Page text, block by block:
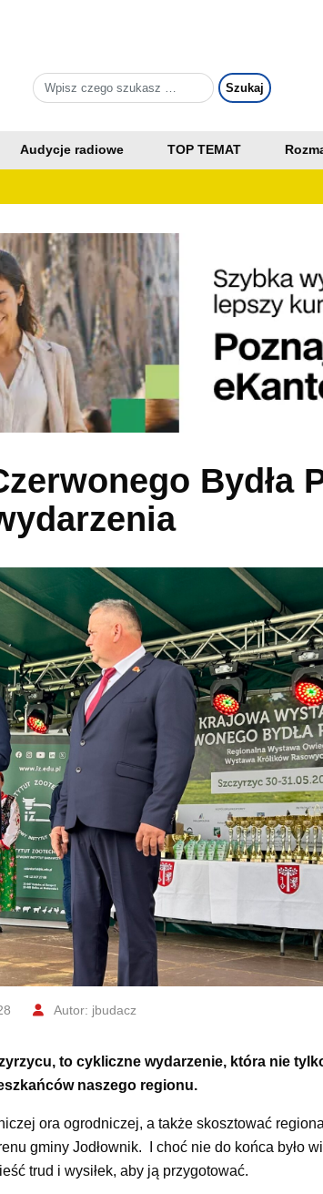
Audycje radiowe TOP TEMAT
Bydła
Autor: jbudacz
to cykliczne wydarzenie, która nie
naszego regionu.
ora ogrodniczej, a także skosztować
gminy Jodłownik. I choć nie do końca było
trud i wysiłek, aby ją przygotować.